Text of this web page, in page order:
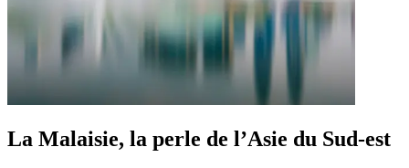
La Malaisie, la perle de l’Asie du Sud-est